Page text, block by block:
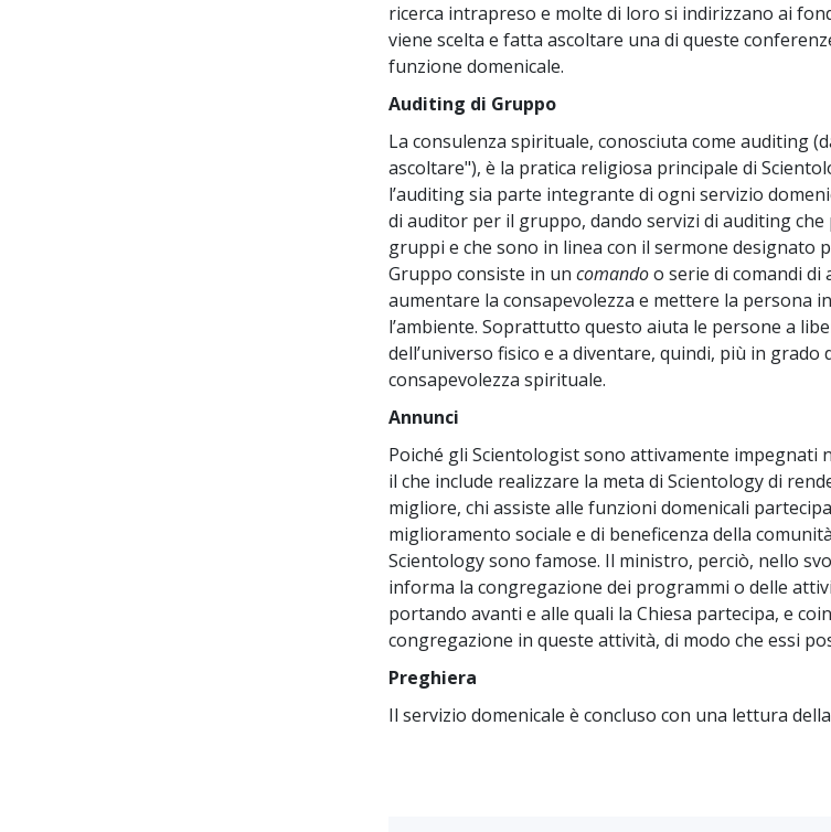
ricerca intrapreso e molte di loro si indirizzano ai
viene scelta e fatta ascoltare una di queste
funzione domenicale.
Auditing di Gruppo
La consulenza spirituale, conosciuta come auditing
ascoltare"), è la pratica religiosa principale di
l’auditing sia parte integrante di ogni servizio
di auditor per il gruppo, dando servizi di auditing
gruppi e che sono in linea con il sermone designato
Gruppo consiste in un comandoo serie di comandi
aumentare la consapevolezza e mettere la persona
l’ambiente. Soprattutto questo aiuta le persone a
dell’universo fisico e a diventare, quindi, più in
consapevolezza spirituale.
Annunci
Poiché gli Scientologist sono attivamente impegnati
il che include realizzare la meta di Scientology di
migliore, chi assiste alle funzioni domenicali
miglioramento sociale e di beneficenza della
Scientology sono famose. Il ministro, perciò, nello
informa la congregazione dei programmi o delle
portando avanti e alle quali la Chiesa partecipa, e
congregazione in queste attività, di modo che essi
Preghiera
Il servizio domenicale è concluso con una lettura della